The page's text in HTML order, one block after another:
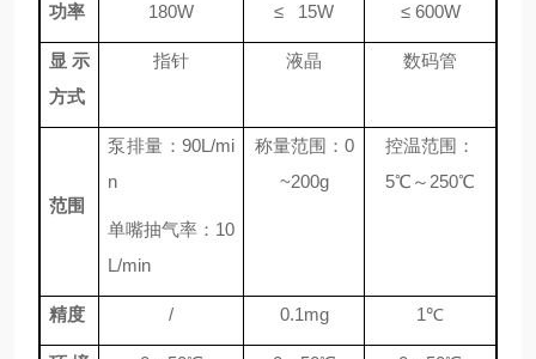
功率 180W ≤ 15W ≤600W
显示
方式
指针 液晶 数码管
范围
泵排量：90L/mi
n
单嘴抽气率：10
L/min
称量范围：0
~200g
控温范围：
5℃～250℃
精度 / 0.1mg 1℃